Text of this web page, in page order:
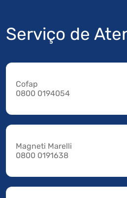
Serviço de
Cofap
0800 0194054
Magneti Marelli
0800 0191638